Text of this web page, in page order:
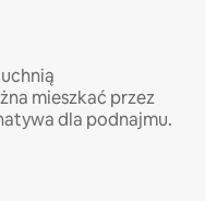
mieszkać przez
dla podnajmu.